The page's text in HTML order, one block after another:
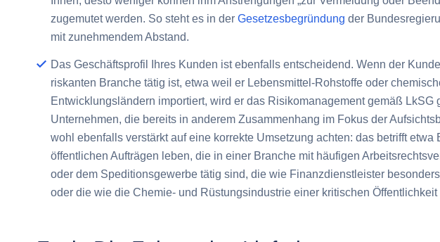
zugemutet werden. So steht es in der Gesetzesbegründung der
mit zunehmendem Abstand.
Das Geschäftsprofil Ihres Kunden ist ebenfalls entscheidend. Wenn der
riskanten Branche tätig ist, etwa weil er Lebensmittel-Rohstoffe oder
Entwicklungsländern importiert, wird er das Risikomanagement gemäß LkSG
Unternehmen, die bereits in anderem Zusammenhang im Fokus der
wohl ebenfalls verstärkt auf eine korrekte Umsetzung achten: das betrifft etwa
öffentlichen Aufträgen leben, die in einer Branche mit häufigen
oder dem Speditionsgewerbe tätig sind, die wie Finanzdienstleister
oder die wie die Chemie- und Rüstungsindustrie einer kritischen Öffentlichkeit